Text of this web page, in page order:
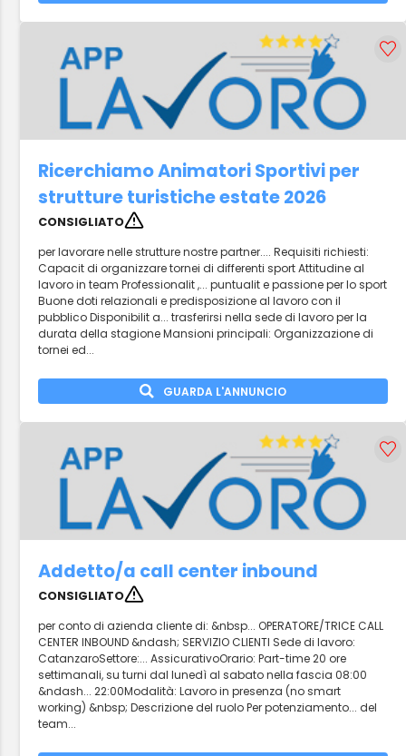
Ricerchiamo Animatori Sportivi per
strutture turistiche estate 2026
CONSIGLIATO
per lavorare nelle strutture nostre partner.... Requisiti richiesti:
Capacit di organizzare tornei di differenti sport Attitudine al
lavoro in team Professionalit ,... puntualit e passione per lo sport
Buone doti relazionali e predisposizione al lavoro con il
pubblico Disponibilit a... trasferirsi nella sede di lavoro per la
durata della stagione Mansioni principali: Organizzazione di
tornei ed...
GUARDA L'ANNUNCIO
Addetto/a call center inbound
CONSIGLIATO
per conto di azienda cliente di: &nbsp... OPERATORE/TRICE CALL
CENTER INBOUND &ndash; SERVIZIO CLIENTI Sede di lavoro:
CatanzaroSettore:... AssicurativoOrario: Part-time 20 ore
settimanali, su turni dal lunedì al sabato nella fascia 08:00
&ndash... 22:00Modalità: Lavoro in presenza (no smart
working) &nbsp; Descrizione del ruolo Per potenziamento... del
team...